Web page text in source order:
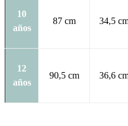
10
años
87 cm 34,5
12
años
90,5 cm 36,6